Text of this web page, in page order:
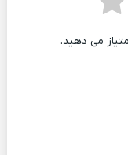
می دهید.